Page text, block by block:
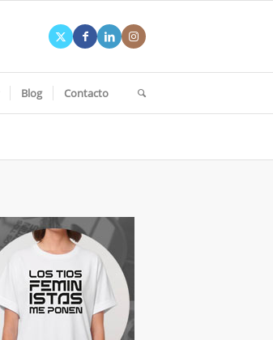
Blog Contacto